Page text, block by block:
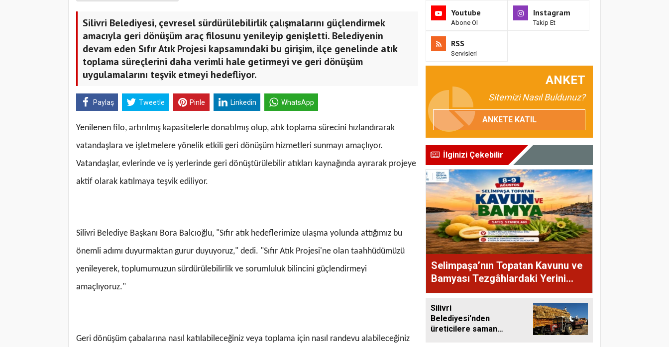
Silivri Belediyesi, çevresel sürdürülebilirlik çalışmalarını güçlendirmek
amacıyla geri dönüşüm araç filosunu yenileyip genişletti. Belediyenin
devam eden Sıfır Atık Projesi kapsamındaki bu girişim, ilçe genelinde atık
toplama süreçlerini daha verimli hale getirmeyi ve geri dönüşüm
uygulamalarını teşvik etmeyi hedefliyor.
Paylaş Tweetle Pinle Linkedin WhatsApp
Yenilenen filo, artırılmış kapasitelerle donatılmış olup, atık toplama sürecini hızlandırarak
vatandaşlara ve işletmelere yönelik etkili geri dönüşüm hizmetleri sunmayı amaçlıyor.
Vatandaşlar, evlerinde ve iş yerlerinde geri dönüştürülebilir atıkları kaynağında ayırarak projeye
aktif olarak katılmaya teşvik ediliyor.
Silivri Belediye Başkanı Bora Balcıoğlu, "Sıfır atık hedeflerimize ulaşma yolunda attığımız bu
önemli adımı duyurmaktan gurur duyuyoruz," dedi. "Sıfır Atık Projesi'ne olan taahhüdümüzü
yenileyerek, toplumumuzun sürdürülebilirlik ve sorumluluk bilincini güçlendirmeyi
amaçlıyoruz."
Geri dönüşüm çabalarına nasıl katılabileceğiniz veya toplama için nasıl randevu alabileceğiniz
Youtube
Abone Ol
Instagram
Takip Et
RSS
Servisleri
ANKET
Sitemizi Nasıl Buldunuz?
ANKETE KATIL
İlginizi Çekebilir
Selimpaşa’nın Topatan Kavunu ve
Bamyası Tezgâhlardaki Yerini
Alıyor
Silivri
Belediyesi'nden
üreticilere saman